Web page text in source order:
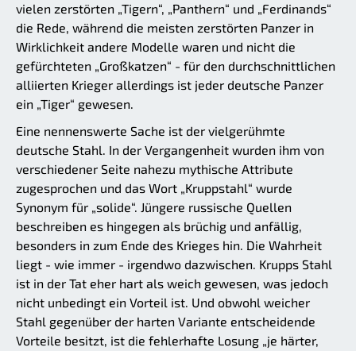
vielen zerstörten „Tigern“, „Panthern“ und „Ferdinands“
die Rede, während die meisten zerstörten Panzer in
Wirklichkeit andere Modelle waren und nicht die
gefürchteten „Großkatzen“ - für den durchschnittlichen
alliierten Krieger allerdings ist jeder deutsche Panzer
ein „Tiger“ gewesen.
Eine nennenswerte Sache ist der vielgerühmte
deutsche Stahl. In der Vergangenheit wurden ihm von
verschiedener Seite nahezu mythische Attribute
zugesprochen und das Wort „Kruppstahl“ wurde
Synonym für „solide“. Jüngere russische Quellen
beschreiben es hingegen als brüchig und anfällig,
besonders in zum Ende des Krieges hin. Die Wahrheit
liegt - wie immer - irgendwo dazwischen. Krupps Stahl
ist in der Tat eher hart als weich gewesen, was jedoch
nicht unbedingt ein Vorteil ist. Und obwohl weicher
Stahl gegenüber der harten Variante entscheidende
Vorteile besitzt, ist die fehlerhafte Losung „je härter,